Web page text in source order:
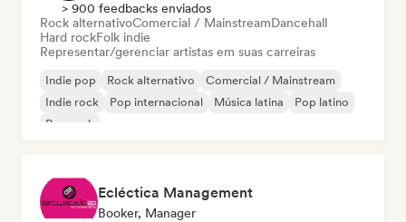
> 900 feedbacks enviados
Rock alternativoComercial / MainstreamDancehall
Hard rockFolk indie
Representar/gerenciar artistas em suas carreiras
Indie pop Rock alternativo
Comercial / Mainstream
Indie rock
Pop internacional Música latina
Pop latino
Pop rock
Ecléctica Management
Booker, Manager